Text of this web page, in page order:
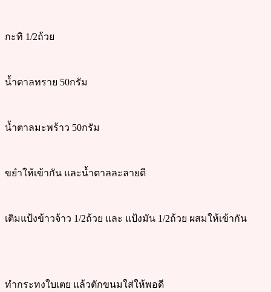
กะทิ 1/2ถ้วย
น้ำตาลทราย 50กรัม
น้ำตาลมะพร้าว 50กรัม
ขยำให้เข้ากัน และน้ำตาลละลายดี
เติมแป้งข้าวจ้าว 1/2ถ้วย และ แป้งมัน 1/2ถ้วย ผสมให้เข้ากัน
ทำกระทงใบเตย แล้วตักขนมใส่ให้พอดี